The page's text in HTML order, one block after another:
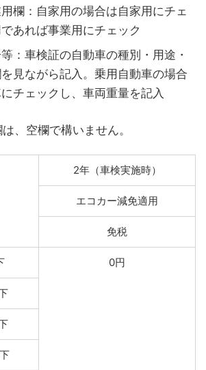
欄：自家用の場合は自家用にチェ
あれば事業用にチェック
：車検証の自動車の種別・用途・
見ながら記入。乗用自動車の場合
チェックし、車両重量を記入
、空欄で構いません。
2年（車検実施時）
エコカー減免適用
免税
0円